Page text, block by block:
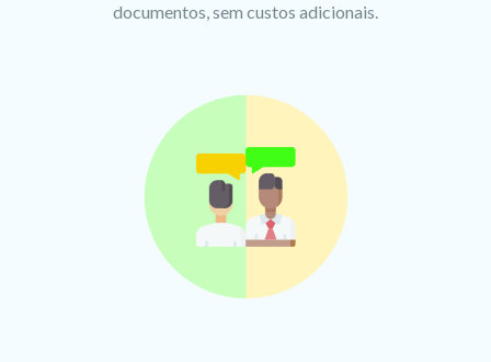
documentos, sem custos adicionais.